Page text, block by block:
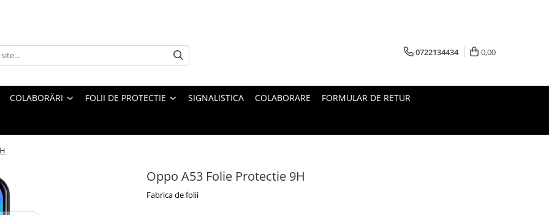
0722134434 0,00
COLABORĂRI FOLII DE PROTECTIE SIGNALISTICA COLABORARE FORMULAR DE RETUR
Oppo A53 Folie Protectie 9H
Fabrica de folii